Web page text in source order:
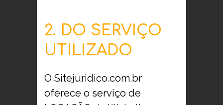
2. DO SERVIÇO
UTILIZADO
O Sitejuridico.com.br
oferece o serviço de